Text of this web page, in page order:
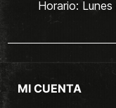
Horario:
MI CUENTA